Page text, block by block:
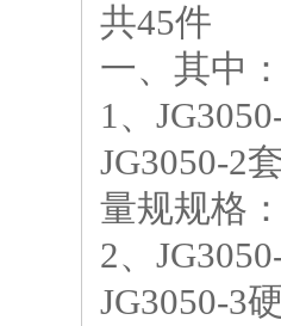
共45件
一、其中
1、
JG3050-2
量规规格
2、
JG3050-3